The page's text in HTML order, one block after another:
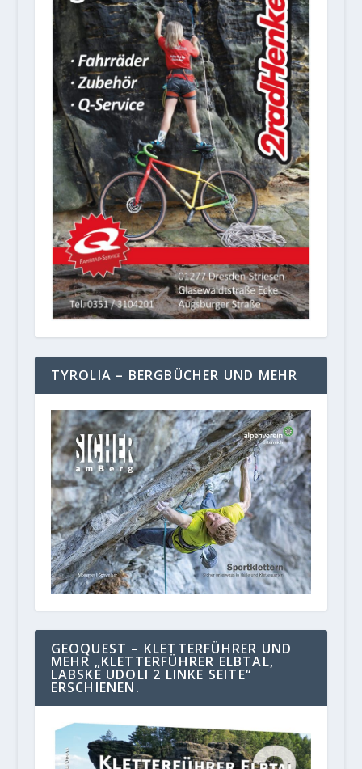
TYROLIA – BERGBÜCHER UND MEHR
GEOQUEST – KLETTERFÜHRER UND
MEHR „KLETTERFÜHRER ELBTAL,
LABSKE UDOLI 2 LINKE SEITE“
ERSCHIENEN.